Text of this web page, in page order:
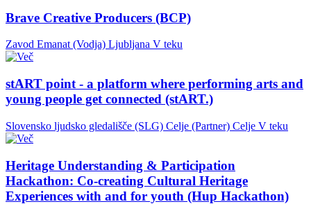
Brave Creative Producers (BCP)
Zavod Emanat (Vodja) Ljubljana V teku
stART point - a platform where performing arts and
young people get connected (stART.)
Slovensko ljudsko gledališče (SLG) Celje (Partner) Celje V teku
Heritage Understanding & Participation
Hackathon: Co-creating Cultural Heritage
Experiences with and for youth (Hup Hackathon)